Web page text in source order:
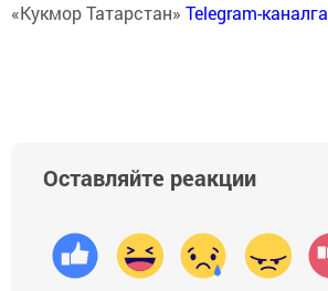
«Кукмор Татарстан» Telegram-каналга
Оставляйте реакции